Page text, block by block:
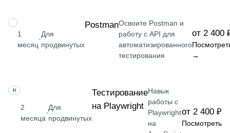
НАВЫК
1
месяц
·
Для
продвинутых
PostmanОсвоите Postman и
работу с API для
автоматизированного
тестирования
от 2 400
→
НАВЫК
2
месяца
·
Для
продвинутых
Тестирование
на Playwright
Навык
работы с
Playwright
на
от 2 400 ₽
Посмотреть